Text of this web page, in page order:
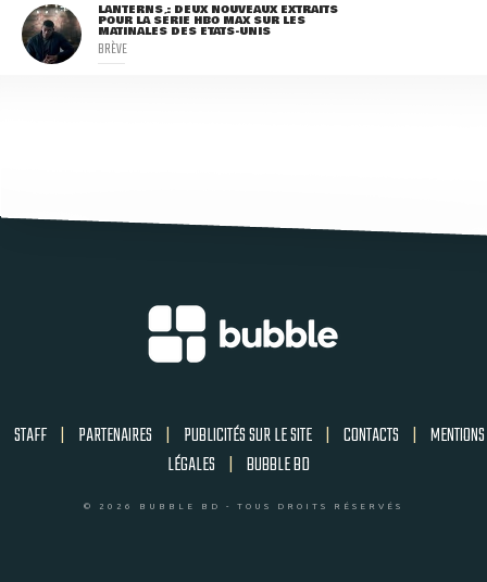
LANTERNS : DEUX NOUVEAUX EXTRAITS
POUR LA SÉRIE HBO MAX SUR LES
MATINALES DES ETATS-UNIS
BRÈVE
STAFF | PARTENAIRES | PUBLICITÉS SUR LE SITE | CONTACTS | MENTIONS
LÉGALES | BUBBLE BD
© 2026 BUBBLE BD - TOUS DROITS RÉSERVÉS